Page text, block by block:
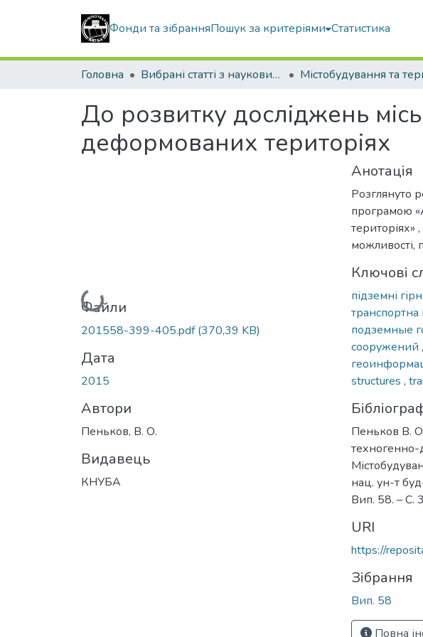
Фонди та зібранняПошук за критеріями Статистика
Головна Вибрані статті з наукових збірників КНУБА
До розвитку досліджень
деформованих територіях
Вантажиться...
Файли
201558-399-405.pdf(370,39 KB)
Дата
2015
Автори
Пеньков, В. О.
Видавець
КНУБА
Анотація
Розглянуто
програмою
територіях»
можливості,
Ключові
підземні
транспортна
подземные
сооружений ,
structures ,
Пеньков В.
нац. ун-т
Вип. 58. – С.
URI
https://
Зібрання
Вип. 58
Повна